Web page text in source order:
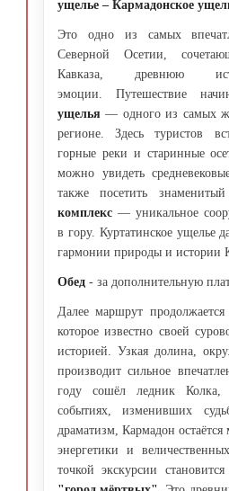
ущелье – Кармадонское
Это одно из самых
Северной Осетии,
Кавказа, древнюю
эмоции. Путешествие
ущелья — одного из самых
регионе. Здесь туристов
горные реки и старинные
можно увидеть
также посетить знаменитый
комплекс — уникальное
в гору. Куртатинское ущелье
гармонии природы и истории
Обед - за дополнительную
Далее маршрут
которое известно своей
историей. Узкая долина,
производит сильное
году сошёл ледник
событиях, изменивших
драматизм, Кармадон
энергетики и
точкой экскурсии становится